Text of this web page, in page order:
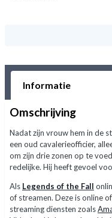
Informatie
Omschrijving
Nadat zijn vrouw hem in de
een oud cavalerieofficier,
om zijn drie zonen op te
redelijke. Hij heeft gevoel
Als Legends of the Fall
of streamen. Deze is online
streaming diensten zoals